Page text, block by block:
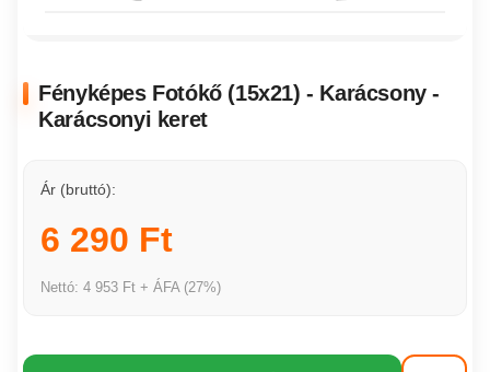
Fényképes Fotókő (15x21) - Karácsony -
Karácsonyi keret
Ár (bruttó):
6 290 Ft
Nettó: 4 953 Ft + ÁFA (27%)